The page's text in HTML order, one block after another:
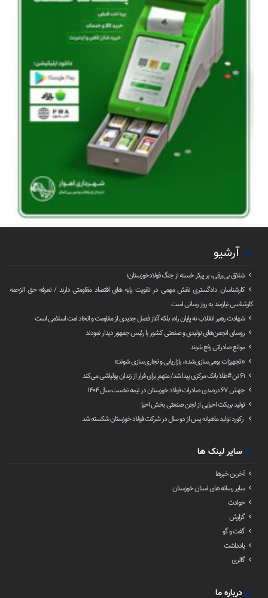
آرشیو
شلاق‌ بی‌برقی، بر پیکر خسته‌ از جنگ فولادخوزستان؛
کارشناسان دادگستری نقش مهمی در تقویت پایه های اقتصاد مقاومتی دارند / تعرفه حق الزحمه
کارشناسی نیازمند به روز رسانی است
شهادت رهبر انقلاب نه پایان راه، بلکه آغاز فصل جدیدی از مقاومت و اتحاد امت اسلامی است
روسای انجمن‌های تولیدی و صنعتی کشور با رئیس جمهور دیدار نمودند
موانع صادراتی رفع شوند
«تجهیزات بومی‌سازی‌شده، بازاریابی و تجاری‌سازی شوند»
۶۱ تن ‌#طلا بانک مرکزی پیدا شد/ متهم برای فرار از زندان پولپاشی می‌کند
جهش ۶۷ درصدی صادرات فولاد خوزستان در نیمه نخست سال ۱۴۰۴
تولید بریکت احیایی از لجن صنعتی بخش احیا
رکورد تولید ماهیانه پس از دو سال در شرکت فولاد خوزستان شکسته شد
سایر لینک ها
آخرین خبرها
سایر رسانه های استان خوزستان
حوادث
گزارش
گفت و گو
یادداشت
گالری
درباره ما